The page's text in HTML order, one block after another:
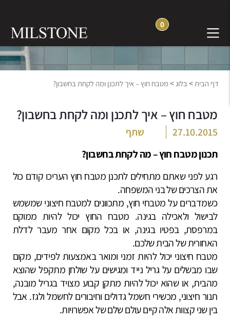
0
בלוג חוויה והשראה
דף הבית> בלוג> מטבח חוץ – איך לתכנן ומה לקחת בחשבון?
מטבח חוץ – איך לתכנן ומה לקחת בחשבון?
27.10.2015
שתף
תכנון מטבח חוץ – מה לקחת בחשבון?
רגע לפני שאתם מתחילים לתכנן מטבח חוץ העריכו קודם כול
את הצרכים של בני המשפחה.
כשמדברים על מטבחי חוץ, מתכוונים למטבח חיצוני שמשמש
לבישול ולאכילה בגינה. מטבח החוץ יכול להיות ממוקם
במרפסת, בפטיו בגינה, או בכל מקום אחר מעבר לדלת
האחורית של הבית שלכם.
מטבח חיצוני יכול להיות זמני ומואר באמצעות לפידים, מקום
שבו מבשלים על גריל נייד ומגישים על שולחן מתקפל שהוצא
מהבית, או שהוא יכול להיות מתקן קבוע מצויד בגריל מובנה,
תנור חיצוני, מכשירי חשמל גדולים וחיבורים לחשמל ולגז. אבל
בין שני קצוות אלה קיים עולם שלם של אפשרויות.